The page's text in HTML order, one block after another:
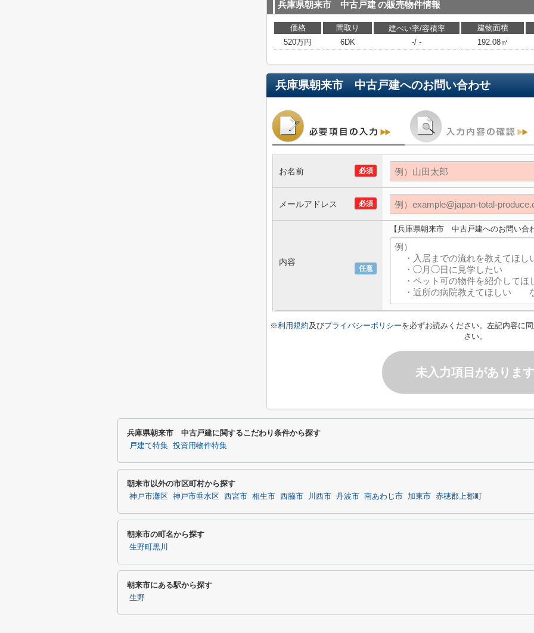
兵庫県朝来市 中古戸建の販売物件情報
価格 間取り 建ぺい率/容積率
建物面積
520万円
6DK -/ - 192.08㎡
兵庫県朝来市 中古戸建へのお問い合わせ
必須
お名前
必須
メールアドレス
任意
内容
【兵庫県朝来市 中古戸建へのお問い合
※利用規約及びプライバシーポリシーを必ずお読みください。左記内容に
さい。
未入力項目があります
兵庫県朝来市 中古戸建に関するこだわり条件から探す
戸建て特集 投資用物件特集
朝来市以外の市区町村から探す
神戸市灘区 神戸市垂水区 西宮市 相生市 西脇市 川西市 丹波市 南あわじ市 加東市 赤穂郡上郡町
朝来市の町名から探す
生野町黒川
朝来市にある駅から探す
生野